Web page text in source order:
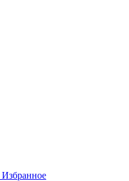
Избранное